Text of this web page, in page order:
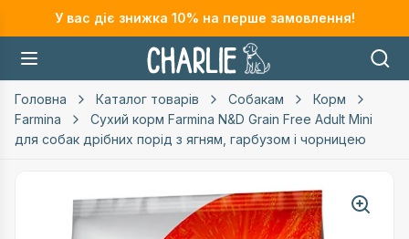
У вас діє знижка 10% на перше замовлення!
Головна Каталог товарів Собакам
Корм
Farmina
Сухий корм Farmina N&D Grain Free Adult Mini
для собак дрібних порід з ягням, гарбузом і чорницею